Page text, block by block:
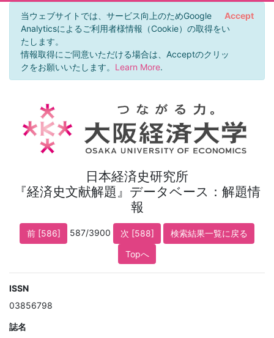
当ウェブサイトでは、サービス向上のためGoogle
Analyticsによるご利用者様情報（Cookie）の取得をい
たします。
情報取得にご同意いただける場合は、Acceptのクリッ
クをお願いいたします。 Learn More.
Accept
日本経済史研究所
『経済史文献解題』データベース：解題情
報
前 [586] 587/3900 次 [588]
検索結果一覧に戻る
Topへ
ISSN
03856798
誌名